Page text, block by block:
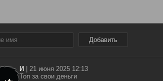
Добавить
И
21 июня 2025 12:13
Топ за свои деньги